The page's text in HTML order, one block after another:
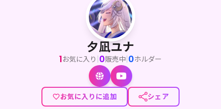
夕凪ユナ
1お気に入り |0販売中|0ホルダー
お気に入りに追加 シェア